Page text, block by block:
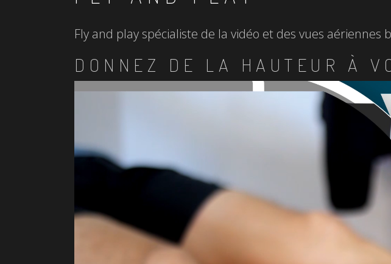
Fly and play spécialiste de la vidéo et des vues aériennes
DONNEZ DE LA HAUTEUR À